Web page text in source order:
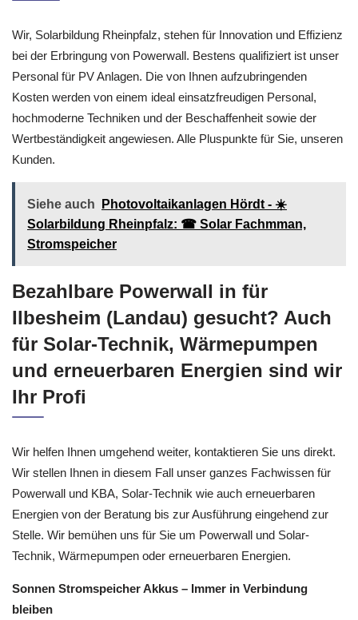
Wir, Solarbildung Rheinpfalz, stehen für Innovation und Effizienz
bei der Erbringung von Powerwall. Bestens qualifiziert ist unser
Personal für PV Anlagen. Die von Ihnen aufzubringenden
Kosten werden von einem ideal einsatzfreudigen Personal,
hochmoderne Techniken und der Beschaffenheit sowie der
Wertbeständigkeit angewiesen. Alle Pluspunkte für Sie, unseren
Kunden.
Siehe auch
Photovoltaikanlagen Hördt - ☀️
Solarbildung Rheinpfalz: ☎ Solar Fachmman,
Stromspeicher
Bezahlbare Powerwall in für
Ilbesheim (Landau) gesucht? Auch
für Solar-Technik, Wärmepumpen
und erneuerbaren Energien sind wir
Ihr Profi
Wir helfen Ihnen umgehend weiter, kontaktieren Sie uns direkt.
Wir stellen Ihnen in diesem Fall unser ganzes Fachwissen für
Powerwall und KBA, Solar-Technik wie auch erneuerbaren
Energien von der Beratung bis zur Ausführung eingehend zur
Stelle. Wir bemühen uns für Sie um Powerwall und Solar-
Technik, Wärmepumpen oder erneuerbaren Energien.
Sonnen Stromspeicher Akkus – Immer in Verbindung
bleiben